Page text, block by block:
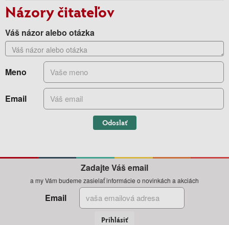
Názory čitateľov
Váš názor alebo otázka
Meno
Email
Odoslať
Zadajte Váš email
a my Vám budeme zasielať informácie o novinkách a akciách
Email
Prihlásiť